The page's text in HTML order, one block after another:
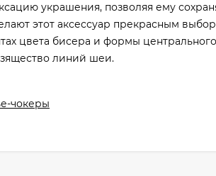
украшения, позволяя ему
этот аксессуар прекрасным
цвета бисера и формы центрального
линий шеи.
чокеры